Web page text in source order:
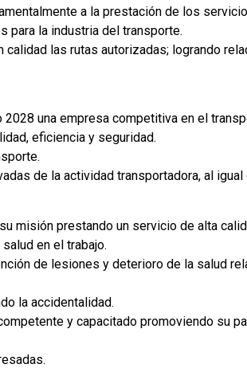
a la prestación de los
para la industria del transporte.
las rutas autorizadas; logrando
una empresa competitiva en el
eficiencia y seguridad.
de la actividad transportadora, al
misión prestando un servicio de alta
en el trabajo.
de lesiones y deterioro de la salud
la accidentalidad.
y capacitado promoviendo su